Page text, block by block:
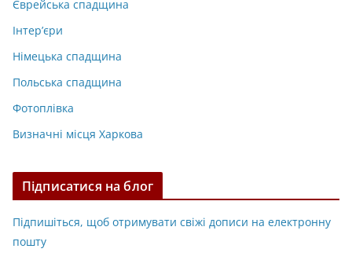
Єврейська спадщина
Інтер’єри
Німецька спадщина
Польська спадщина
Фотоплівка
Визначні місця Харкова
Підписатися на блог
Підпишіться, щоб отримувати свіжі дописи на електронну
пошту